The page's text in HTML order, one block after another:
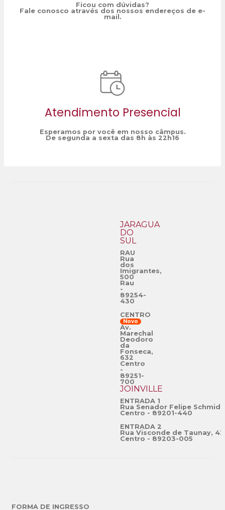
Ficou com dúvidas?
Fale conosco através dos nossos endereços de e-
mail.
Atendimento Presencial
Esperamos por você em nosso câmpus.
De segunda a sexta das 8h às 22h16
JARAGUÁ
DO
SUL
RAU
Rua
dos
Imigrantes,
500
Rau
-
89254-
430
CENTRO
Novo
Av.
Marechal
Deodoro
da
Fonseca,
632
Centro
-
89251-
700
JOINVILLE
ENTRADA 1
Rua Senador Felipe
Centro - 89201-440
ENTRADA 2
Rua Visconde de Taunay,
Centro - 89203-005
FORMA DE INGRESSO